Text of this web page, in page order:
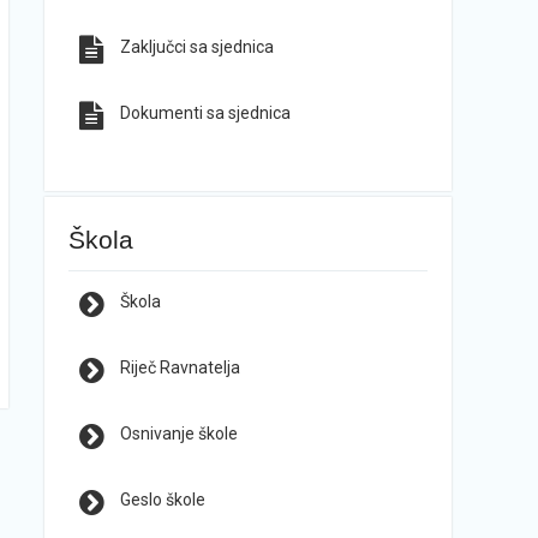
Zaključci sa sjednica
Dokumenti sa sjednica
Škola
Škola
Riječ Ravnatelja
Osnivanje škole
Geslo škole